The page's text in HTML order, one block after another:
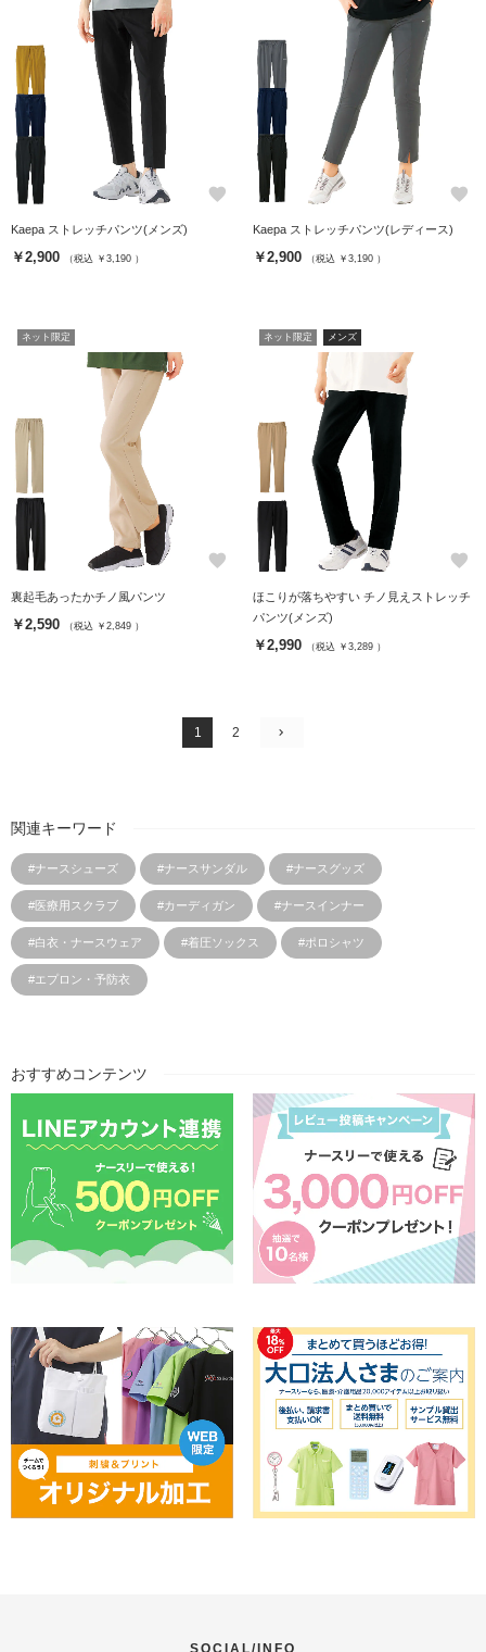
favorite
Kaepa ストレッチパンツ(メンズ)
￥2,900 （税込 ￥3,190 ）
favorite
Kaepa ストレッチパンツ(レディース)
￥2,900 （税込 ￥3,190 ）
ネット限定
favorite
裏起毛あったかチノ風パンツ
￥2,590 （税込 ￥2,849 ）
ネット限定 メンズ
favorite
ほこりが落ちやすい チノ見えストレッチ
パンツ(メンズ)
￥2,990 （税込 ￥3,289 ）
1 2
関連キーワード
#ナースシューズ #ナースサンダル #ナースグッズ
#医療用スクラブ #カーディガン #ナースインナー
#白衣・ナースウェア #着圧ソックス #ポロシャツ
#エプロン・予防衣
おすすめコンテンツ
SOCIAL/INFO